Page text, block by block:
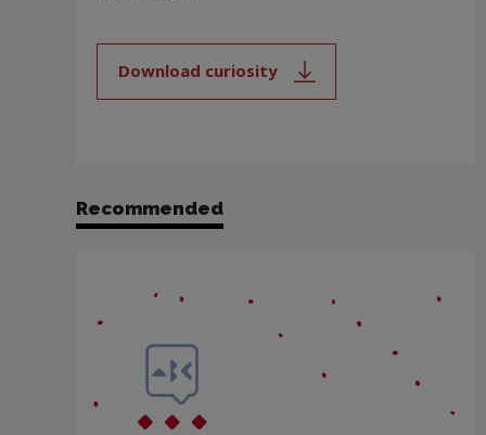
Download curiosity
Note, the link will open in a new
Recommended